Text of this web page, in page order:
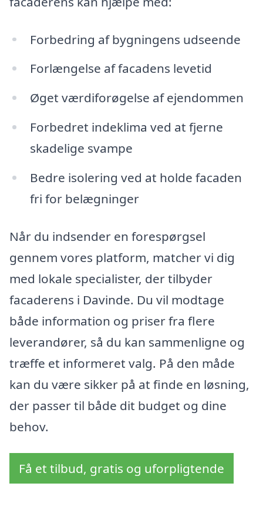
Forbedring af bygningens udseende
Forlængelse af facadens levetid
Øget værdiforøgelse af ejendommen
Forbedret indeklima ved at fjerne
skadelige svampe
Bedre isolering ved at holde facaden
fri for belægninger
Når du indsender en forespørgsel
gennem vores platform, matcher vi dig
med lokale specialister, der tilbyder
facaderens i Davinde. Du vil modtage
både information og priser fra flere
leverandører, så du kan sammenligne og
træffe et informeret valg. På den måde
kan du være sikker på at finde en løsning,
der passer til både dit budget og dine
behov.
Få et tilbud, gratis og uforpligtende